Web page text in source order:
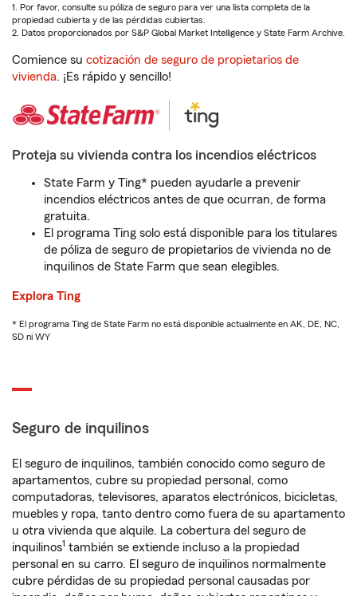
1. Por favor, consulte su póliza de seguro para ver una lista completa de la
propiedad cubierta y de las pérdidas cubiertas.
2. Datos proporcionados por S&P Global Market Intelligence y State Farm Archive.
Comience su cotización de seguro de propietarios de
vivienda. ¡Es rápido y sencillo!
Proteja su vivienda contra los incendios eléctricos
State Farm y Ting* pueden ayudarle a prevenir
incendios eléctricos antes de que ocurran, de forma
gratuita.
El programa Ting solo está disponible para los titulares
de póliza de seguro de propietarios de vivienda no de
inquilinos de State Farm que sean elegibles.
Explora Ting
* El programa Ting de State Farm no está disponible actualmente en AK, DE, NC,
SD ni WY
Seguro de inquilinos
El seguro de inquilinos, también conocido como seguro de
apartamentos, cubre su propiedad personal, como
computadoras, televisores, aparatos electrónicos, bicicletas,
muebles y ropa, tanto dentro como fuera de su apartamento
u otra vivienda que alquile. La cobertura del seguro de
inquilinos1 también se extiende incluso a la propiedad
personal en su carro. El seguro de inquilinos normalmente
cubre pérdidas de su propiedad personal causadas por